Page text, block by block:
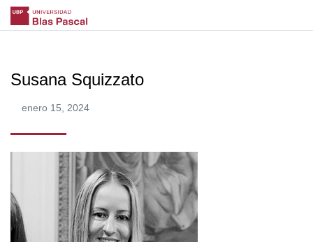
Susana Squizzato
enero 15, 2024